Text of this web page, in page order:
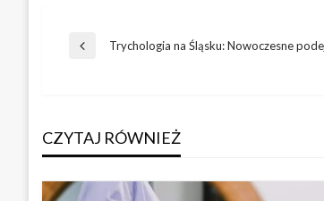
Nawigacja
Poprzedni
Trychologia na Śląsku: Nowoczesne
CZYTAJ RÓWNIEŻ